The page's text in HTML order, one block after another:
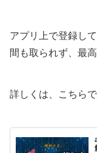
アプリ上で登録し
間も取られず、最高
詳しくは、こちら